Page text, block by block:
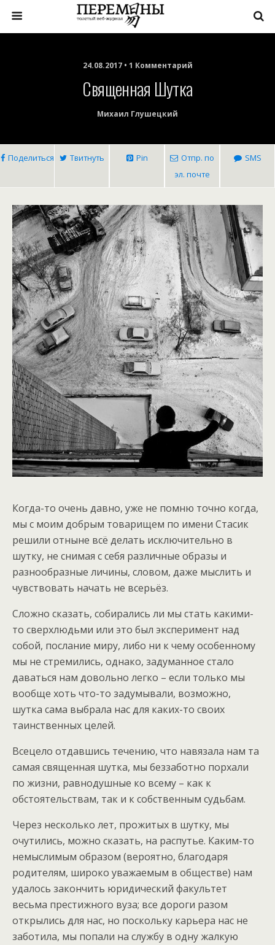
24.08.2017 • 1 Комментарий
Священная Шутка
Михаил Глушецкий
Поделиться Твитнуть Pin
Отпр. по
эл. почте
SMS
Когда-то очень давно, уже не помню точно когда,
мы с моим добрым товарищем по имени Стасик
решили отныне всё делать исключительно в
шутку, не снимая с себя различные образы и
разнообразные личины, словом, даже мыслить и
чувствовать начать не всерьёз.
Сложно сказать, собирались ли мы стать какими-
то сверхлюдьми или это был эксперимент над
собой, послание миру, либо ни к чему особенному
мы не стремились, однако, задуманное стало
даваться нам довольно легко – если только мы
вообще хоть что-то задумывали, возможно,
шутка сама выбрала нас для каких-то своих
таинственных целей.
Всецело отдавшись течению, что навязала нам та
самая священная шутка, мы беззаботно порхали
по жизни, равнодушные ко всему – как к
обстоятельствам, так и к собственным судьбам.
Через несколько лет, прожитых в шутку, мы
очутились, можно сказать, на распутье. Каким-то
немыслимым образом (вероятно, благодаря
родителям, широко уважаемым в обществе) нам
удалось закончить юридический факультет
весьма престижного вуза; все дороги разом
открылись для нас, но поскольку карьера нас не
заботила, мы попали на службу в одну жалкую